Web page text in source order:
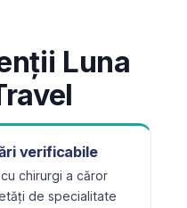
Luna
verificabile
chirurgi a căror
de specialitate